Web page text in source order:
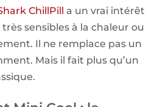
ChillPill a un vrai intérêt
sensibles à la chaleur ou
Il ne remplace pas un
Mais il fait plus qu’un